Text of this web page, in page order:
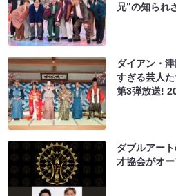
兄”の知られ
ダイアン・
すぎる芸人
第3弾放送!
ダブルアー
才協会がオ